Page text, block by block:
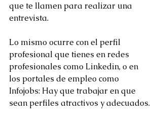
que te llamen para realizar una
entrevista.
Lo mismo ocurre con el perfil
profesional que tienes en redes
profesionales como Linkedin, o en
los portales de empleo como
Infojobs: Hay que trabajar en que
sean perfiles atractivos y adecuados.